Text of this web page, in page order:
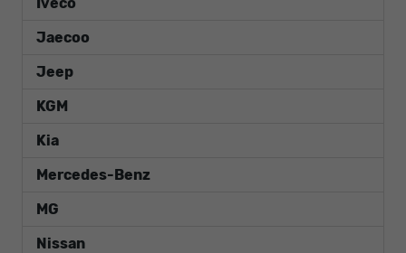
Jaecoo
Jeep
KGM
Kia
Mercedes-Benz
MG
Nissan